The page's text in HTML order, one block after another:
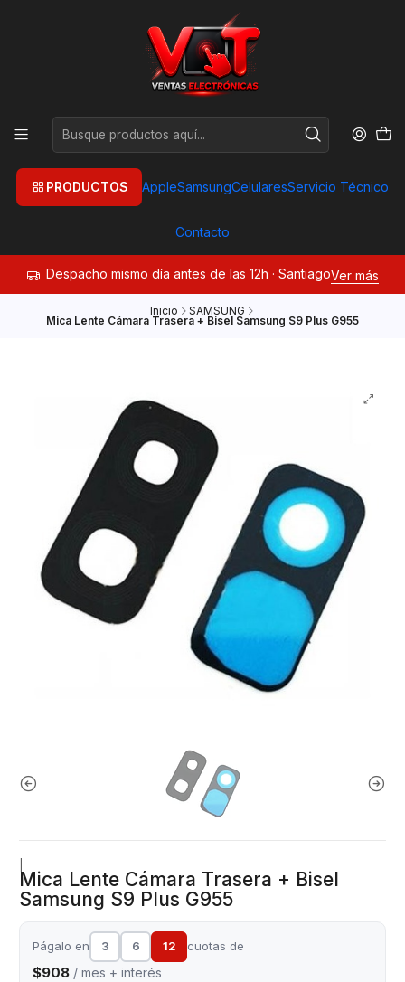
PRODUCTOS AppleSamsungCelularesServicio Técnico
Contacto
Despacho mismo día antes de las 12h · SantiagoVer más
Inicio SAMSUNG
Mica Lente Cámara Trasera + Bisel Samsung S9 Plus G955
Mica Lente Cámara Trasera + Bisel
Samsung S9 Plus G955
Págalo en 3 6 12 cuotas de
$908 / mes + interés